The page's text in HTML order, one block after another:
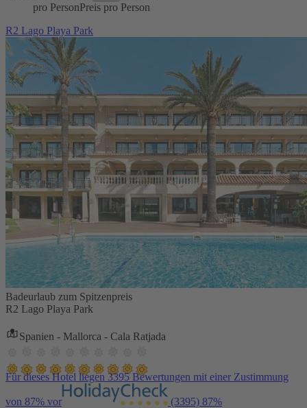
pro PersonPreis pro Person
R2 Lago Playa Park
Badeurlaub zum Spitzenpreis
R2 Lago Playa Park
Spanien - Mallorca - Cala Ratjada
Für dieses Hotel liegen 3395 Bewertungen mit einer Zustimmung
von 87% vor (3395) 87%